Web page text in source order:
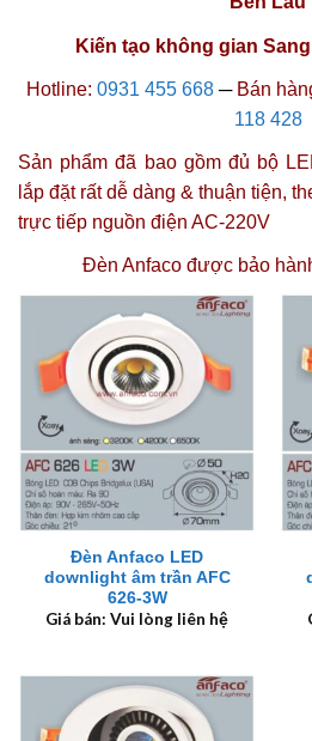
Kiến tạo không gian
Hotline: 0931 455 668 ─Bán
118 428
Sản phẩm đã bao gồm đủ bộ
lắp đặt rất dễ dàng & thuận tiện,
trực tiếp nguồn điện AC-220V
Đèn Anfaco được bảo
Đèn Anfaco LED
downlight âm trần AFC
626-3W
Giá bán: Vui lòng liên hệ